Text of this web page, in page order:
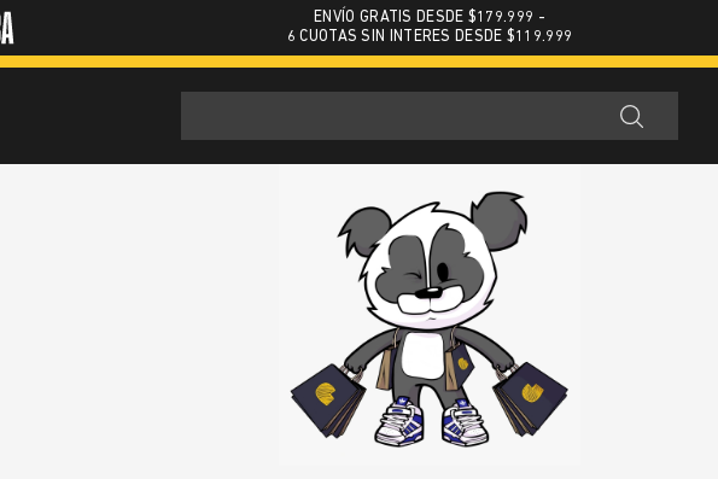
ENVÍO GRATIS DESDE $179.999 -
6 CUOTAS SIN INTERES DESDE $119.999